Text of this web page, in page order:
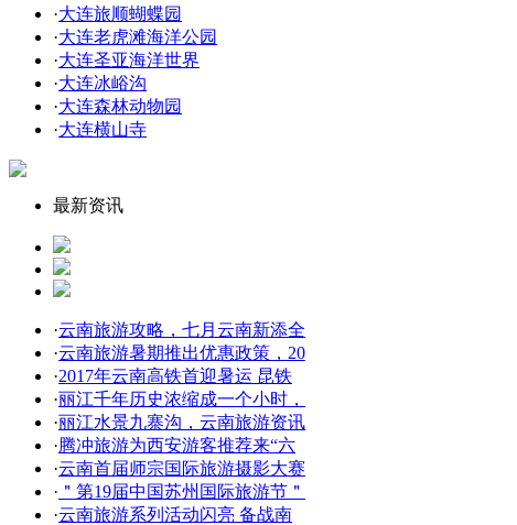
·大连旅顺蝴蝶园
·大连老虎滩海洋公园
·大连圣亚海洋世界
·大连冰峪沟
·大连森林动物园
·大连横山寺
最新资讯
·云南旅游攻略，七月云南新添全
·云南旅游暑期推出优惠政策，20
·2017年云南高铁首迎暑运 昆铁
·丽江千年历史浓缩成一个小时，
·丽江水景九寨沟，云南旅游资讯
·腾冲旅游为西安游客推荐来“六
·云南首届师宗国际旅游摄影大赛
· ＂第19届中国苏州国际旅游节＂
·云南旅游系列活动闪亮 备战南